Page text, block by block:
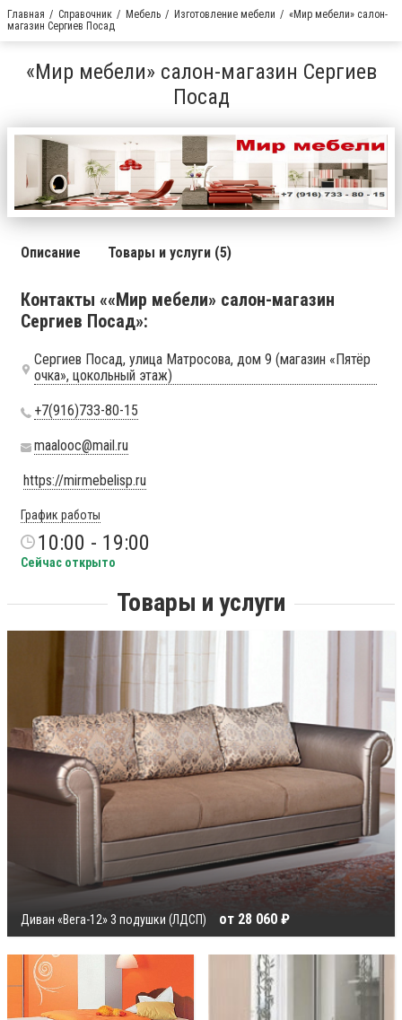
Главная Справочник Мебель Изготовление мебели
«Мир мебели» салон-
магазин Сергиев Посад
«Мир мебели» салон-магазин Сергиев
Посад
Описание Товары и услуги (5)
Контакты ««Мир мебели» салон-магазин
Сергиев Посад»:
Сергиев Посад, улица Матросова, дом 9 (магазин «Пятёр
очка», цокольный этаж)
+7(916)733-80-15
maalooc@mail.ru
https://mirmebelisp.ru
График работы
10:00 - 19:00
Сейчас открыто
Товары и услуги
Диван «Вега-12» 3 подушки (ЛДСП) от 28 060 ₽